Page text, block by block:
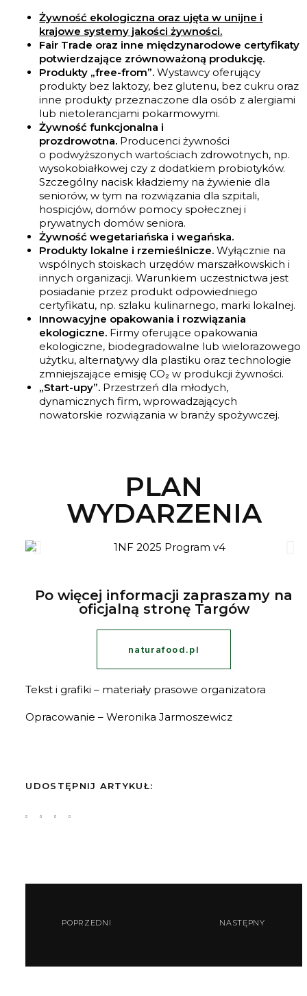
Żywność ekologiczna oraz ujęta w unijne i
krajowe systemy jakości żywności.
Fair Trade oraz inne międzynarodowe certyfikaty
potwierdzające zrównoważoną produkcję.
Produkty „free-from”. Wystawcy oferujący
produkty bez laktozy, bez glutenu, bez cukru oraz
inne produkty przeznaczone dla osób z alergiami
lub nietolerancjami pokarmowymi.
Żywność funkcjonalna i
prozdrowotna. Producenci żywności
o podwyższonych wartościach zdrowotnych, np.
wysokobiałkowej czy z dodatkiem probiotyków.
Szczególny nacisk kładziemy na żywienie dla
seniorów, w tym na rozwiązania dla szpitali,
hospicjów, domów pomocy społecznej i
prywatnych domów seniora.
Żywność wegetariańska i wegańska.
Produkty lokalne i rzemieślnicze. Wyłącznie na
wspólnych stoiskach urzędów marszałkowskich i
innych organizacji. Warunkiem uczestnictwa jest
posiadanie przez produkt odpowiedniego
certyfikatu, np. szlaku kulinarnego, marki lokalnej.
Innowacyjne opakowania i rozwiązania
ekologiczne. Firmy oferujące opakowania
ekologiczne, biodegradowalne lub wielorazowego
użytku, alternatywy dla plastiku oraz technologie
zmniejszające emisję CO₂ w produkcji żywności.
„Start-upy”. Przestrzeń dla młodych,
dynamicznych firm, wprowadzających
nowatorskie rozwiązania w branży spożywczej.
PLAN
WYDARZENIA
Po więcej informacji zapraszamy na
oficjalną stronę Targów
naturafood.pl
Tekst i grafiki – materiały prasowe organizatora
Opracowanie – Weronika Jarmoszewicz
UDOSTĘPNIJ ARTYKUŁ:
POPRZEDNI NASTĘPNY